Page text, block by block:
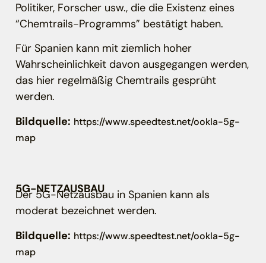
Politiker, Forscher usw., die die Existenz eines
“Chemtrails-Programms” bestätigt haben.
Für Spanien kann mit ziemlich hoher
Wahrscheinlichkeit davon ausgegangen werden,
das hier regelmäßig Chemtrails gesprüht
werden.
Bildquelle: https://www.speedtest.net/ookla-5g-
map
5G-NETZAUSBAU
Der 5G-Netzausbau in Spanien kann als
moderat bezeichnet werden.
Bildquelle: https://www.speedtest.net/ookla-5g-
map